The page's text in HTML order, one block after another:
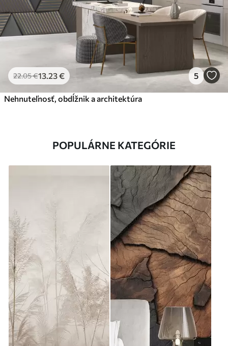
22.05€13.23€ 5
Nehnuteľnosť, obdĺžnik a architektúra
POPULÁRNE KATEGÓRIE